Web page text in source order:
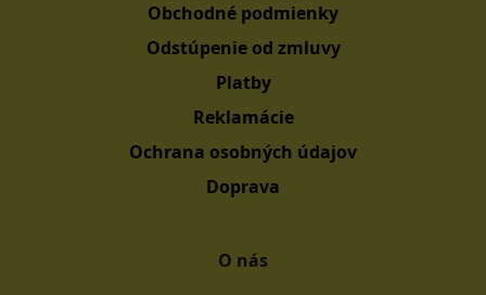
Obchodné podmienky
Odstúpenie od zmluvy
Platby
Reklamácie
Ochrana osobných údajov
Doprava
O nás